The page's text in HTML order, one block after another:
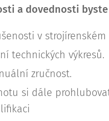
a dovednosti
v strojírenském
technických výkresů.
zručnost.
si dále